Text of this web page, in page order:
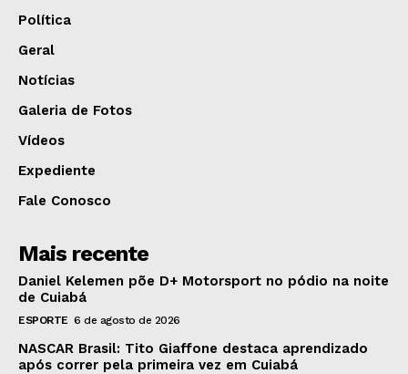
Política
Geral
Notícias
Galeria de Fotos
Vídeos
Expediente
Fale Conosco
Mais recente
Daniel Kelemen põe D+ Motorsport no pódio na noite
de Cuiabá
ESPORTE 6 de agosto de 2026
NASCAR Brasil: Tito Giaffone destaca aprendizado
após correr pela primeira vez em Cuiabá